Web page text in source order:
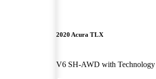
2020 Acura TLX